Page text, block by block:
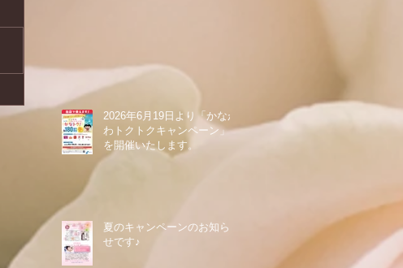
2026年6月19日より「かなが
わトクトクキャンペーン」
を開催いたします。
夏のキャンペーンのお知ら
せです♪